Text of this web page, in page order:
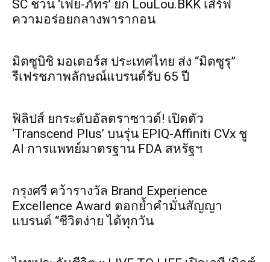
SC ชวน ‘เฟย-ภัทร’ ยก LouLou.BKK เสิร์ฟ
ความอร่อยกลางพารากอน
มิตซูบิชิ มอเตอร์ส ประเทศไทย ส่ง “มิตซูรุ”
รีเฟรชภาพลักษณ์แบรนด์รับ 65 ปี
ฟิลิปส์ ยกระดับอัลตราซาวด์! เปิดตัว
‘Transcend Plus’ บนรุ่น EPIQ-Affiniti CVx ชู
AI การแพทย์มาตรฐาน FDA สหรัฐฯ
กรุงศรี คว้ารางวัล Brand Experience
Excellence Award ตอกย้ำคำมั่นสัญญา
แบรนด์ “ชีวิตง่าย ได้ทุกวัน